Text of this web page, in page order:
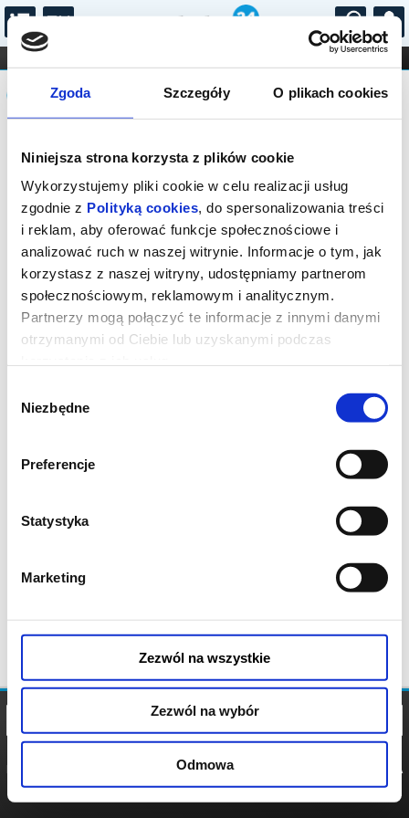
Zgoda Szczegóły O plikach cookies
Niniejsza strona korzysta z plików cookie
Wykorzystujemy pliki cookie w celu realizacji usług
zgodnie z Polityką cookies, do spersonalizowania treści
i reklam, aby oferować funkcje społecznościowe i
analizować ruch w naszej witrynie. Informacje o tym, jak
korzystasz z naszej witryny, udostępniamy partnerom
społecznościowym, reklamowym i analitycznym.
Partnerzy mogą połączyć te informacje z innymi danymi
otrzymanymi od Ciebie lub uzyskanymi podczas
zgody
Niezbędne
Preferencje
Statystyka
Marketing
Zezwól na wszystkie
Zezwól na wybór
Odmowa
...
FILHARMONIA OPERA I BALET
STAND-UP
DLA DZIECI
Komunikat
Sprzedaż on-line została zakończona,
sprawdź dostępność biletów w kasie.
POLITYKA
POLITYKA